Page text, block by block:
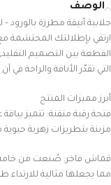
الوصف
جلابية أنيقة مطرزة بالورود
ارتقي بإطلالتك المحتشمة
القطعة بين التصميم
التي تقدّر الأناقة والراحة في
أبرز مميزات المنتج
مزينة بتطريزات زهرية
قماش فاخر: صُنعت من خامة
مما يجعلها مثالية للارتداء